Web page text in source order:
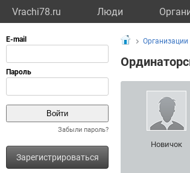
Vrachi78.ru Люди
Забыли пароль?
Зарегистрироваться
Организации
Новичок